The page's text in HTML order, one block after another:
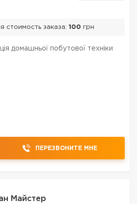
стоимость заказа: 100 грн
домашньої побутової техніки
ПЕРЕЗВОНИТЕ МНЕ
Майстер